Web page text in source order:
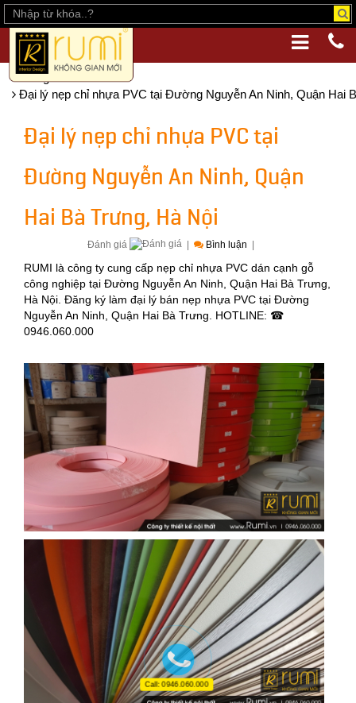
Trang chủ
Đại lý nẹp chỉ nhựa PVC tại Đường Nguyễn An Ninh, Quận Hai
Đại lý nẹp chỉ nhựa PVC tại
Đường Nguyễn An Ninh, Quận
Hai Bà Trưng, Hà Nội
Đánh giá Bình luận
RUMI là công ty cung cấp nẹp chỉ nhựa PVC dán cạnh gỗ
công nghiệp tại Đường Nguyễn An Ninh, Quận Hai Bà Trưng,
Hà Nội. Đăng ký làm đại lý bán nẹp nhựa PVC tại Đường
Nguyễn An Ninh, Quận Hai Bà Trưng. HOTLINE: ☎
0946.060.000
Call: 0946.060.000